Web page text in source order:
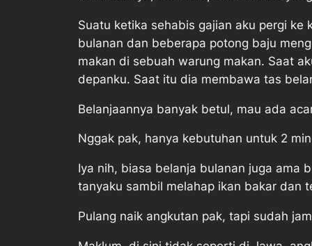
Suatu ketika sehabis gajian aku pergi
bulanan dan beberapa potong baju
makan di sebuah warung makan. Saat
depanku. Saat itu dia membawa tas
Belanjaannya banyak betul, mau ada
Nggak pak, hanya kebutuhan untuk 2
Iya nih, biasa belanja bulanan juga ama
tanyaku sambil melahap ikan bakar dan
Pulang naik angkutan pak, tapi sudah